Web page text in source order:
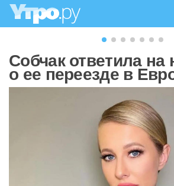
Собчак ответила на
о ее переезде в